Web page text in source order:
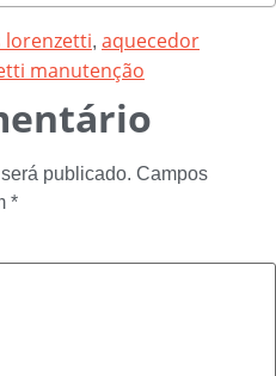
lorenzetti, aquecedor
manutenção
publicado. Campos
*